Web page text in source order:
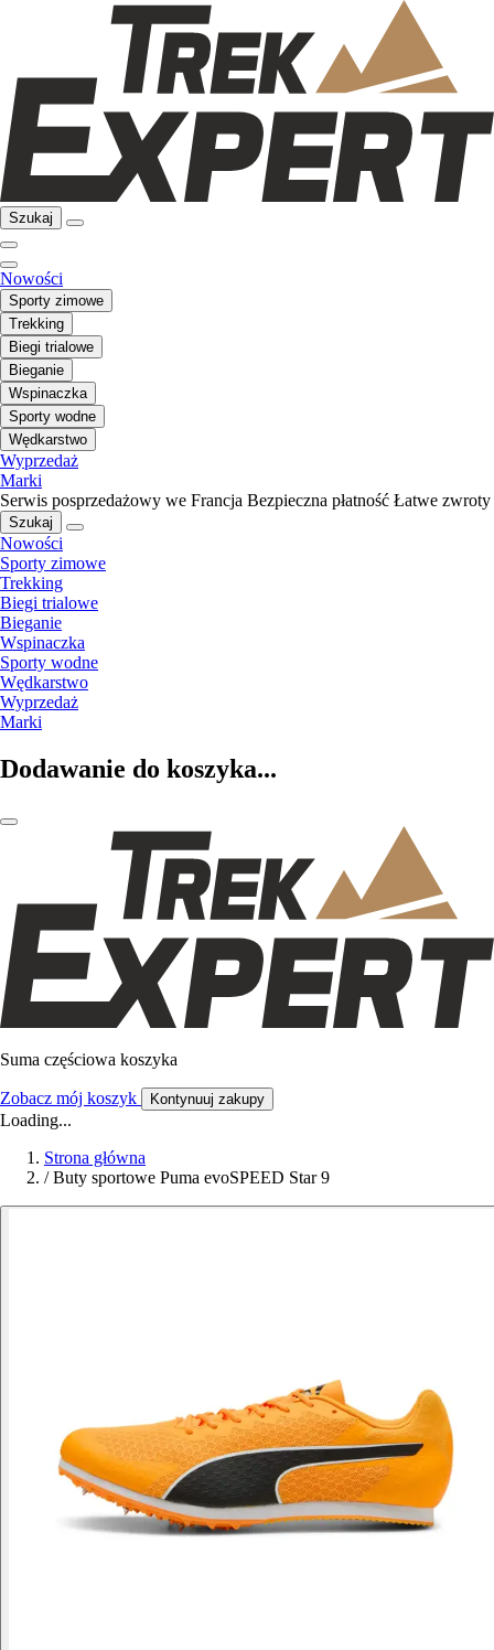
Szukaj
Nowości
Sporty zimowe
Trekking
Biegi trialowe
Bieganie
Wspinaczka
Sporty wodne
Wędkarstwo
Wyprzedaż
Marki
Serwis posprzedażowy we Francja Bezpieczna płatność Łatwe zwroty
Szukaj
Nowości
Sporty zimowe
Trekking
Biegi trialowe
Bieganie
Wspinaczka
Sporty wodne
Wędkarstwo
Wyprzedaż
Marki
Dodawanie do koszyka...
Suma częściowa koszyka
Zobacz mój koszyk Kontynuuj zakupy
Loading...
Strona główna
/ Buty sportowe Puma evoSPEED Star 9